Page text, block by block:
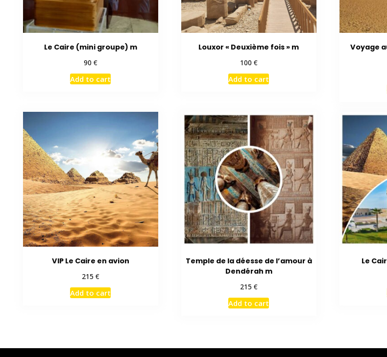
Le Caire (mini groupe) m
90 €
Add to cart
Louxor « Deuxième fois » m
100 €
Add to cart
Voyage
VIP Le Caire en avion
215 €
Add to cart
Temple de la déesse de l’amour à
Dendérah m
215 €
Add to cart
Le